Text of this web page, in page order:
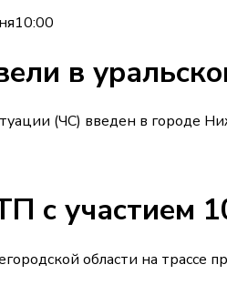
10:00
в
(ЧС) введен в городе
с участием
области на трассе